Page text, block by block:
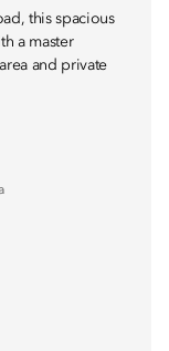
this spacious
a master
and private